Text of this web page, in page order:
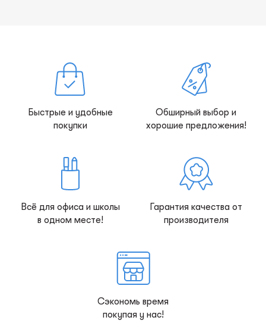
Быстрые и удобные
покупки
Обширный выбор и
хорошие предложения!
Всё для офиса и школы
в одном месте!
Гарантия качества от
производителя
Сэкономь время
покупая у нас!